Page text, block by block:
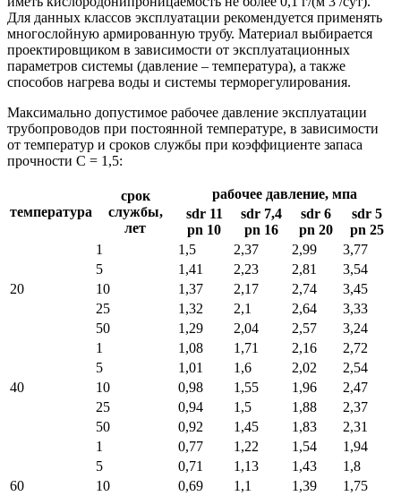
Для данных классов эксплуатации рекомендуется применять
многослойную армированную трубу. Материал выбирается
проектировщиком в зависимости от эксплуатационных
параметров системы (давление – температура), а также
способов нагрева воды и системы терморегулирования.
Максимально допустимое рабочее давление эксплуатации
трубопроводов при постоянной температуре, в зависимости
от температур и сроков службы при коэффициенте запаса
прочности С = 1,5:
температура
срок
службы,
лет
рабочее давление, мпа
sdr 11
pn 10
sdr 7,4
pn 16
sdr 6
pn 20
sdr 5
pn 25
20
1 1,5 2,37 2,99
3,77
5
1,41 2,23 2,81
3,54
10
1,37 2,17 2,74
3,45
25
1,32 2,1 2,64
3,33
50
1,29 2,04 2,57 3,24
40
1 1,08 1,71 2,16
2,72
5
1,01 1,6 2,02
2,54
10
0,98 1,55 1,96
2,47
25
0,94 1,5 1,88
2,37
50
0,92 1,45 1,83 2,31
60
1 0,77 1,22 1,54
1,94
5
0,71 1,13 1,43
1,8
10
0,69 1,1 1,39
1,75